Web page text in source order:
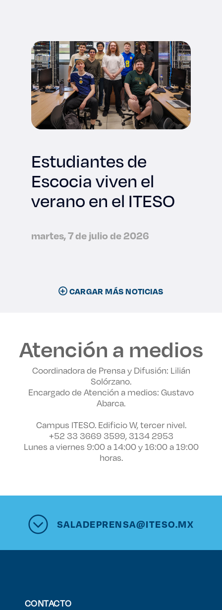
Estudiantes de
Escocia viven el
verano en el ITESO
martes, 7 de julio de 2026
CARGAR MÁS NOTICIAS
Atención a medios
Coordinadora de Prensa y Difusión: Lilián
Solórzano.
Encargado de Atención a medios: Gustavo
Abarca.
Campus ITESO. Edificio W, tercer nivel.
+52 33 3669 3599, 3134 2953
Lunes a viernes 9:00 a 14:00 y 16:00 a 19:00
horas.
SALADEPRENSA@ITESO.MX
CONTACTO